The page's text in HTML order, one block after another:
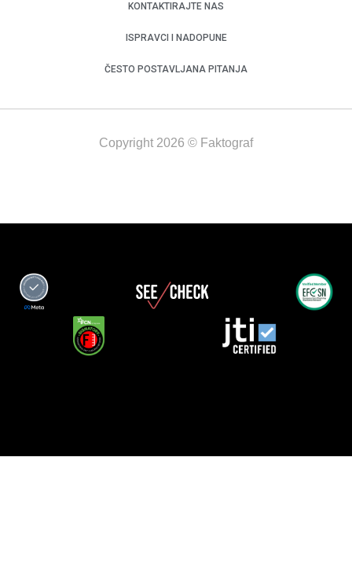
KONTAKTIRAJTE NAS
ISPRAVCI I NADOPUNE
ČESTO POSTAVLJANA PITANJA
Copyright 2026 © Faktograf